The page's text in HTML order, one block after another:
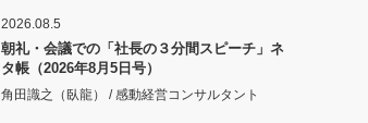
2026.08.5
朝礼・会議での「社長の３分間スピーチ」ネ
タ帳（2026年8月5日号）
角田識之（臥龍） / 感動経営コンサルタント